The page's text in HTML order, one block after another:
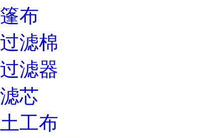
篷布
过滤棉
过滤器
滤芯
土工布